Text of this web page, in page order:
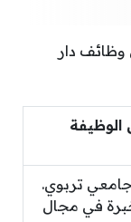
وظائف دار
الوظيفة
تربوي.
الخبرة في مجال